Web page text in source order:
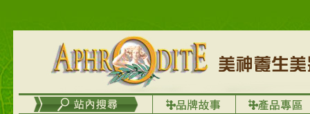
在外租屋者、居住處無管
理員、不方便在工作地點
取件者，歡迎多多使用
【郵局i郵箱】的服務喔～
【i郵箱】設立的地點，請
進入內頁連結～